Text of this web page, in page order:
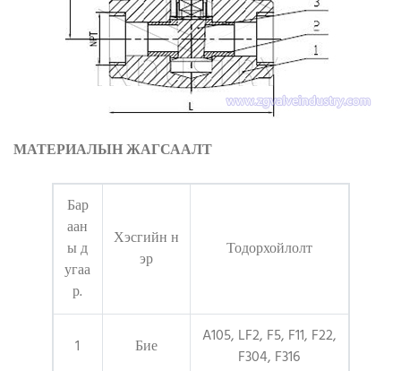
МАТЕРИАЛЫН ЖАГСААЛТ
Бар
аан
ы д
угаа
р.
Хэсгийн н
эр
Тодорхойлолт
1 Бие
A105, LF2, F5, F11, F22,
F304, F316